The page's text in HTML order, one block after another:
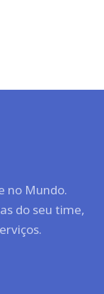
no Mundo.
do seu time,